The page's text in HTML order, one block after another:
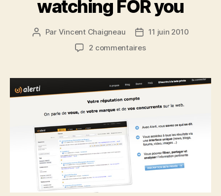
watching FOR you
Auteur
Par Vincent Chaigneau
Date11 juin 2010
2 commentairessur
Brother
is
watching
FOR
you